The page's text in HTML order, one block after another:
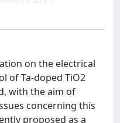
on the electrical
of Ta-doped TiO2
with the aim of
concerning this
proposed as a